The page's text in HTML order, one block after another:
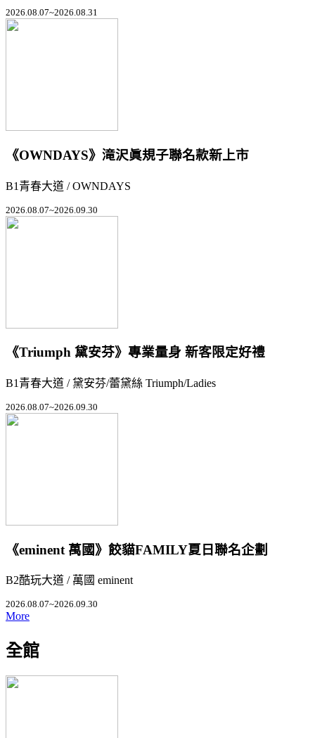
2026.08.07~2026.08.31
《OWNDAYS》滝沢眞規子聯名款新上市
B1青春大道 / OWNDAYS
2026.08.07~2026.09.30
《Triumph 黛安芬》專業量身 新客限定好禮
B1青春大道 / 黛安芬/蕾黛絲 Triumph/Ladies
2026.08.07~2026.09.30
《eminent 萬國》餃貓FAMILY夏日聯名企劃
B2酷玩大道 / 萬國 eminent
2026.08.07~2026.09.30
More
全館